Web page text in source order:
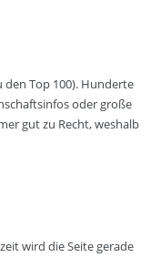
den Top 100). Hunderte
oder große
gut zu Recht, weshalb
wird die Seite gerade